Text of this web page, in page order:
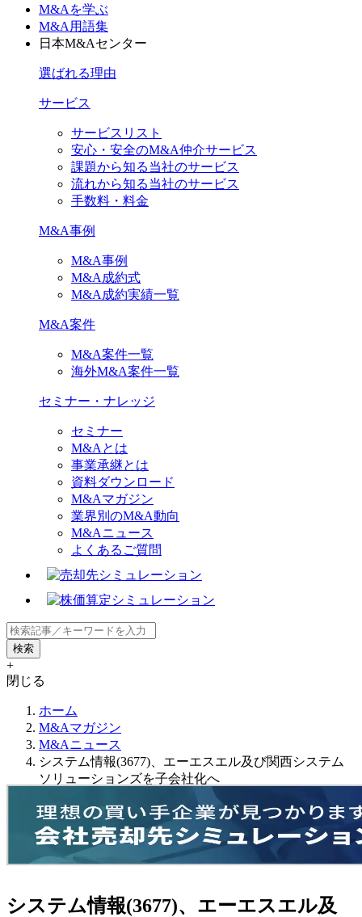
M&Aを学ぶ
M&A用語集
日本M&Aセンター
選ばれる理由
サービス
サービスリスト
安心・安全のM&A仲介サービス
課題から知る当社のサービス
流れから知る当社のサービス
手数料・料金
M&A事例
M&A事例
M&A成約式
M&A成約実績一覧
M&A案件
M&A案件一覧
海外M&A案件一覧
セミナー・ナレッジ
セミナー
M&Aとは
事業承継とは
資料ダウンロード
M&Aマガジン
業界別のM&A動向
M&Aニュース
よくあるご質問
+
閉じる
ホーム
M&Aマガジン
M&Aニュース
システム情報(3677)、エーエスエル及び関西システム
ソリューションズを子会社化へ
システム情報(3677)、エーエスエル及